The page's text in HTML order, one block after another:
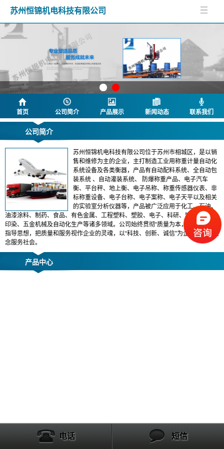
苏州恒锦机电科技有限公司
首页 公司简介 产品展示 新闻动态 联系我们
公司简介
苏州恒锦机电科技有限公司位于苏州市相城区，是以销
售和维修为主的企业，主打制造工业用称重计量自动化
系统设备及各类衡器，产品有自动配料系统、全自动包
装系统 、自动灌装系统、 防爆称重产品、电子汽车
衡、平台秤、地上衡、电子吊称、称重传感器仪表、非
标称重设备、电子台称、电子案称、电子天平以及相关
的实验室分析仪器等，产品被广泛应用于化工、石油、
油漆涂料、制药、食品、有色金属、工程塑料、塑胶、电子、科研、饲料、纺织
印染、五金机械及自动化生产等诸多领域。公司始终贯彻“质量为本，服务至上”的
指导思想，把质量和服务视作企业的灵魂，以“科技、创新、诚信”为企业的经营理
念服务社会。
产品中心
电话 短信